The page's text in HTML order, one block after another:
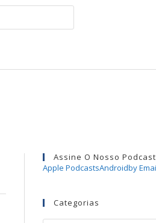
Assine O Nosso Podcast
Apple PodcastsAndroidby
Categorias